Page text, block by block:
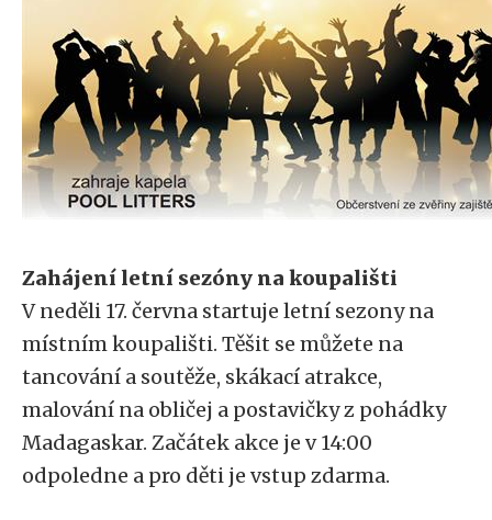
Zahájení letní sezóny na koupališti
V neděli 17. června startuje letní sezony na
místním koupališti. Těšit se můžete na
tancování a soutěže, skákací atrakce,
malování na obličej a postavičky z pohádky
Madagaskar. Začátek akce je v 14:00
odpoledne a pro děti je vstup zdarma.